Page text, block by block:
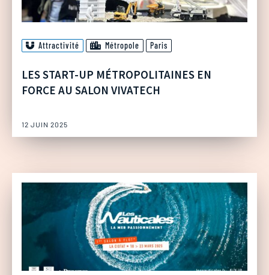
Attractivité Métropole Paris
LES START-UP MÉTROPOLITAINES EN
FORCE AU SALON VIVATECH
12 JUIN 2025